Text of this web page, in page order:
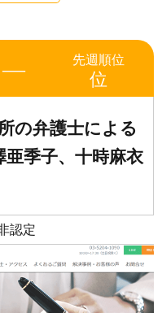
― 先週順位
位
の弁護士による
季子、十時麻衣
認定